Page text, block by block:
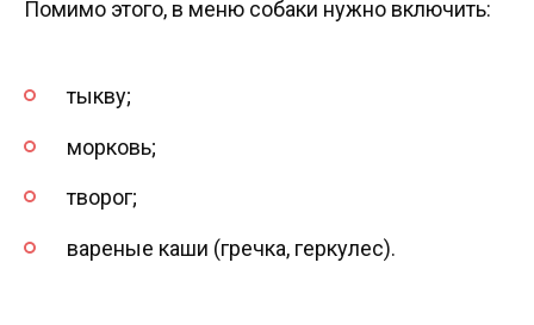
Помимо этого, в меню собаки нужно включить:
тыкву;
морковь;
творог;
вареные каши (гречка, геркулес).